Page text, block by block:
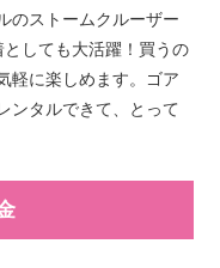
のストームクルーザー
しても大活躍！買うの
軽に楽しめます。ゴア
ンタルできて、とって